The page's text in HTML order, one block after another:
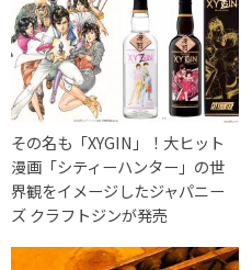
その名も「XYGIN」！大ヒット
漫画「シティーハンター」の世
界観をイメージしたジャパニー
ズ クラフトジンが発売